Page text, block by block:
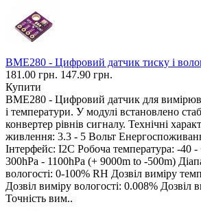
BME280 - Цифровий датчик тиску і
181.00 грн. 147.90 грн.
Купити
BME280 - Цифровий датчик для
і температури. У модулі встановлено
конвертер рівнів сигналу. Технічні
живлення: 3.3 - 5 Вольт
Інтерфейс: I2C Робоча температура: -40
300hPa - 1100hPa (+ 9000m to -500m)
вологості: 0-100% RH Дозвіл виміру
Дозвіл виміру вологості: 0.008% Дозвіл
Точність вим..